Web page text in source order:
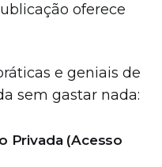
oferece
e geniais de
sem gastar nada:
Privada (Acesso